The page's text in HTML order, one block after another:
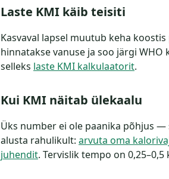
Laste KMI käib teisiti
Kasvaval lapsel muutub keha
hinnatakse vanuse ja soo järgi
selleks laste KMI kalkulaatorit.
Kui KMI näitab ülekaalu
Üks number ei ole paanika põhjus
alusta rahulikult: arvuta oma
juhendit. Tervislik tempo on 0,25–0,5